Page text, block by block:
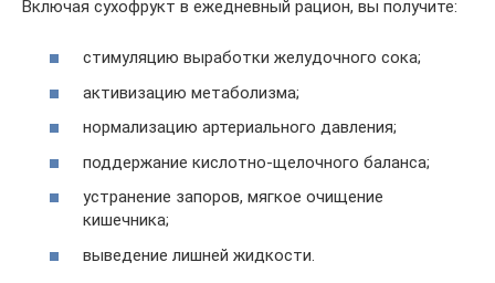
Включая сухофрукт в ежедневный рацион, вы получите:
стимуляцию выработки желудочного сока;
активизацию метаболизма;
нормализацию артериального давления;
поддержание кислотно-щелочного баланса;
устранение запоров, мягкое очищение
кишечника;
выведение лишней жидкости.